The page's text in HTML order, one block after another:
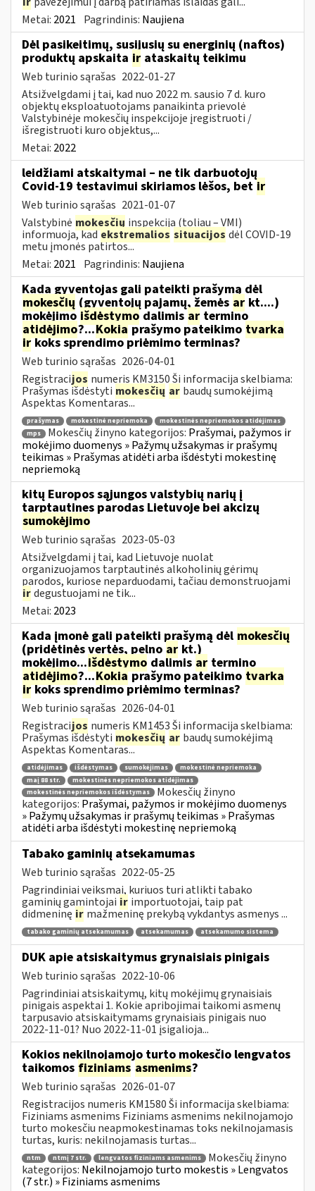
Metai: 2021 Pagrindinis: Naujiena
Dėl pasikeitimų, susijusių su energinių (naftos)
produktų apskaita ir ataskaitų teikimu
Web turinio sąrašas 2022-01-27
Atsižvelgdami į tai, kad nuo 2022 m. sausio 7 d. kuro
objektų eksploatuotojams panaikinta prievolė
Valstybinėje mokesčių inspekcijoje įregistruoti /
išregistruoti kuro objektus,...
Metai: 2022
leidžiami atskaitymai – ne tik darbuotojų
Covid-19 testavimui skiriamos lėšos, bet ir
Web turinio sąrašas 2021-01-07
Valstybinė mokesčių inspekcija (toliau – VMI)
informuoja, kadekstremalios situacijos dėl COVID-19
metu įmonės patirtos...
Metai: 2021 Pagrindinis: Naujiena
Kada gyventojas gali pateikti prašymą dėl
mokesčių (gyventojų pajamų, žemės ar kt....)
mokėjimo išdėstymo dalimis ar termino
atidėjimo?...Kokiaprašymo pateikimo tvarka
irkoks sprendimo priėmimo terminas?
Web turinio sąrašas 2026-04-01
Registracijos numeris KM3150 Ši informacija skelbiama:
Prašymas išdėstyti mokesčių ar baudų sumokėjimą
Aspektas Komentaras...
prašymas mokestinė nepriemoka
mokestinės nepriemokos atidėjimas
mps
Mokesčių žinyno kategorijos: Prašymai, pažymos ir
mokėjimo duomenys » Pažymų užsakymas ir prašymų
teikimas » Prašymas atidėti arba išdėstyti mokestinę
nepriemoką
kitų Europos sąjungos valstybių narių į
tarptautines parodas Lietuvoje bei akcizų
sumokėjimo
Web turinio sąrašas 2023-05-03
Atsižvelgdami į tai, kad Lietuvoje nuolat
organizuojamos tarptautinės alkoholinių gėrimų
parodos, kuriose neparduodami, tačiau demonstruojami
irdegustuojami ne tik...
Metai: 2023
Kada įmonė gali pateikti prašymą dėl mokesčių
(pridėtinės vertės, pelno ar kt.)
mokėjimo...išdėstymo dalimis ar termino
atidėjimo?...Kokiaprašymo pateikimo tvarka
irkoks sprendimo priėmimo terminas?
Web turinio sąrašas 2026-04-01
Registracijos numeris KM1453 Ši informacija skelbiama:
Prašymas išdėstyti mokesčių ar baudų sumokėjimą
Aspektas Komentaras...
atidėjimas išdėstymas sumokėjimas
mokestinė nepriemoka
maį 88 str.
mokestinės nepriemokos atidėjimas
mokestinės nepriemokos išdėstymas
Mokesčių žinyno
kategorijos: Prašymai, pažymos ir mokėjimo duomenys
» Pažymų užsakymas ir prašymų teikimas » Prašymas
atidėti arba išdėstyti mokestinę nepriemoką
Tabako gaminių atsekamumas
Web turinio sąrašas 2022-05-25
Pagrindiniai veiksmai, kuriuos turi atlikti tabako
gaminių gamintojai ir importuotojai, taip pat
didmeninę ir mažmeninę prekybą vykdantys asmenys ...
tabako gaminių atsekamumas atsekamumas atsekamumo sistema
DUK apie atsiskaitymus grynaisiais pinigais
Web turinio sąrašas 2022-10-06
Pagrindiniai atsiskaitymų, kitų mokėjimų grynaisiais
pinigais aspektai 1. Kokie apribojimai taikomi asmenų
tarpusavio atsiskaitymams grynaisiais pinigais nuo
2022-11-01? Nuo 2022-11-01 įsigalioja...
Kokios nekilnojamojo turto mokesčio lengvatos
taikomos fiziniams asmenims?
Web turinio sąrašas 2026-01-07
Registracijos numeris KM1580 Ši informacija skelbiama:
Fiziniams asmenims Fiziniams asmenims nekilnojamojo
turto mokesčiu neapmokestinamas toks nekilnojamasis
turtas, kuris: nekilnojamasis turtas...
ntm ntmį 7 str. lengvatos fiziniams asmenims
Mokesčių žinyno
kategorijos: Nekilnojamojo turto mokestis » Lengvatos
(7 str.) » Fiziniams asmenims